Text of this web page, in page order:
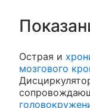
Острая и
мозгового